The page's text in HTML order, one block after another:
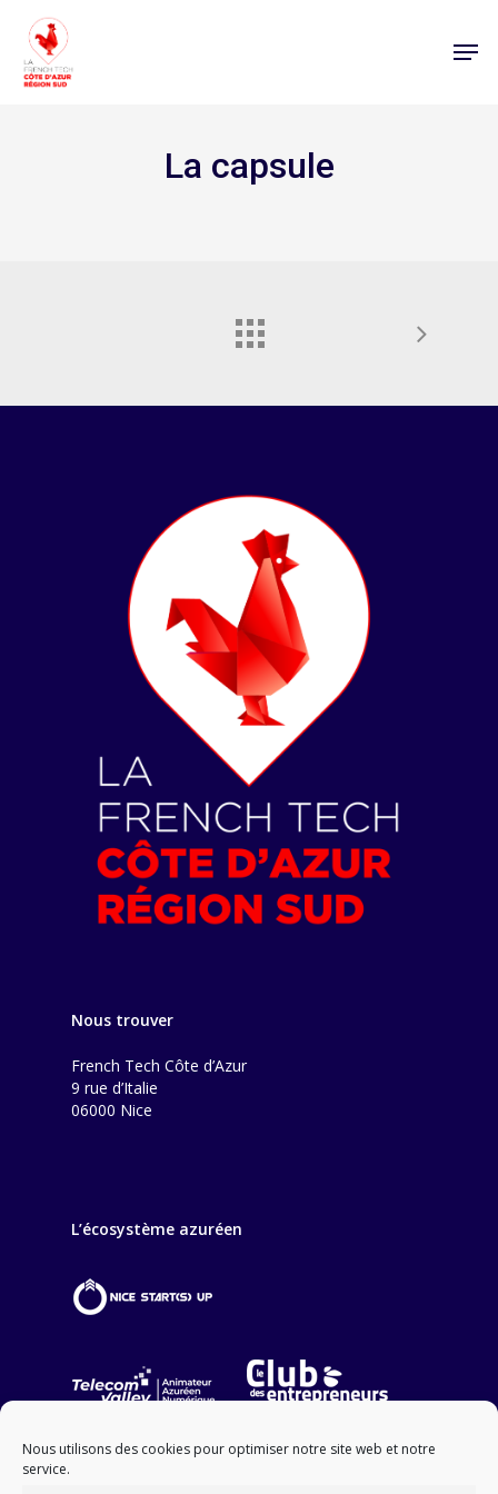
Nous utilisons des cookies pour optimiser notre site web et notre
service.
La capsule
Nous trouver
French Tech Côte d’Azur
9 rue d’Italie
06000 Nice
L’écosystème azuréen